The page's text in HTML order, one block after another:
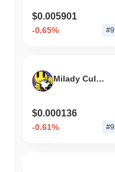
LUKSOは現在、ATHより
LUKSOの時価総額は約
ランクされています。
LUKSOは、より広
なパフォーマンスで
$0.005901
-0.65%
Milady Cult Coin
$0.000136
-0.61%